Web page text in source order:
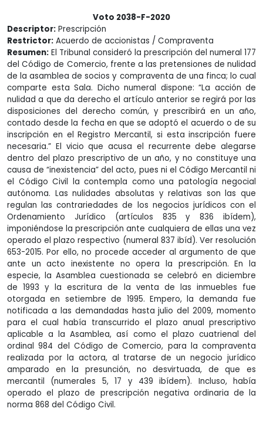
Voto 2038-F-2020
Descriptor: Prescripción
Restrictor: Acuerdo de accionistas / Compraventa
Resumen: El Tribunal consideró la prescripción del numeral 177
del Código de Comercio, frente a las pretensiones de nulidad
de la asamblea de socios y compraventa de una finca; lo cual
comparte esta Sala. Dicho numeral dispone: “La acción de
nulidad a que da derecho el artículo anterior se regirá por las
disposiciones del derecho común, y prescribirá en un año,
contado desde la fecha en que se adoptó el acuerdo o de su
inscripción en el Registro Mercantil, si esta inscripción fuere
necesaria.” El vicio que acusa el recurrente debe alegarse
dentro del plazo prescriptivo de un año, y no constituye una
causa de “inexistencia” del acto, pues ni el Código Mercantil ni
el Código Civil la contempla como una patología negocial
autónoma. Las nulidades absolutas y relativas son las que
regulan las contrariedades de los negocios jurídicos con el
Ordenamiento Jurídico (artículos 835 y 836 ibídem),
imponiéndose la prescripción ante cualquiera de ellas una vez
operado el plazo respectivo (numeral 837 ibíd). Ver resolución
653-2015. Por ello, no procede acceder al argumento de que
ante un acto inexistente no opera la prescripción. En la
especie, la Asamblea cuestionada se celebró en diciembre
de 1993 y la escritura de la venta de las inmuebles fue
otorgada en setiembre de 1995. Empero, la demanda fue
notificada a las demandadas hasta julio del 2009, momento
para el cual había transcurrido el plazo anual prescriptivo
aplicable a la Asamblea, así como el plazo cuatrienal del
ordinal 984 del Código de Comercio, para la compraventa
realizada por la actora, al tratarse de un negocio jurídico
amparado en la presunción, no desvirtuada, de que es
mercantil (numerales 5, 17 y 439 ibídem). Incluso, había
operado el plazo de prescripción negativa ordinaria de la
norma 868 del Código Civil.